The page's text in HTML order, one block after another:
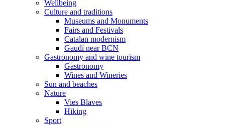
Wellbeing
Culture and traditions
Museums and Monuments
Fairs and Festivals
Catalan modernism
Gaudí near BCN
Gastronomy and wine tourism
Gastronomy
Wines and Wineries
Sun and beaches
Nature
Vies Blaves
Hiking
Sport